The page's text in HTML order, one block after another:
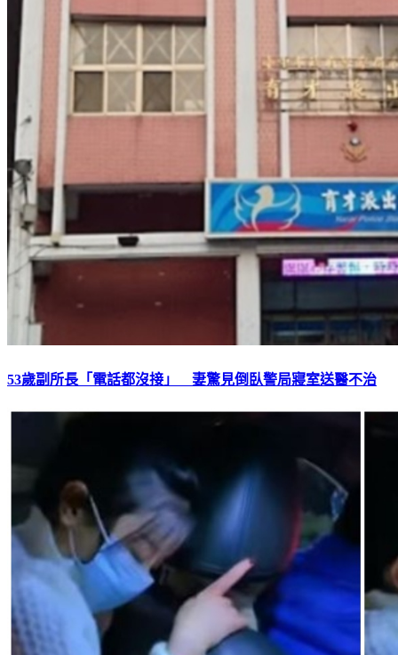
53歲副所長「電話都沒接」 妻驚見倒臥警局寢室送醫不治